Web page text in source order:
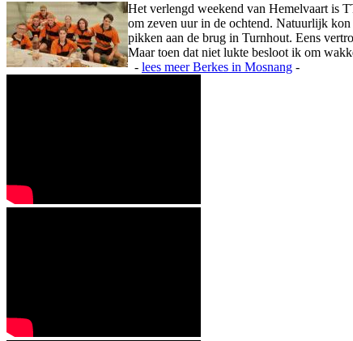
Het verlengd weekend van Hemelvaart is
om zeven uur in de ochtend. Natuurlijk
pikken aan de brug in Turnhout. Eens
Maar toen dat niet lukte besloot ik om
- lees meerBerkes in Mosnang -